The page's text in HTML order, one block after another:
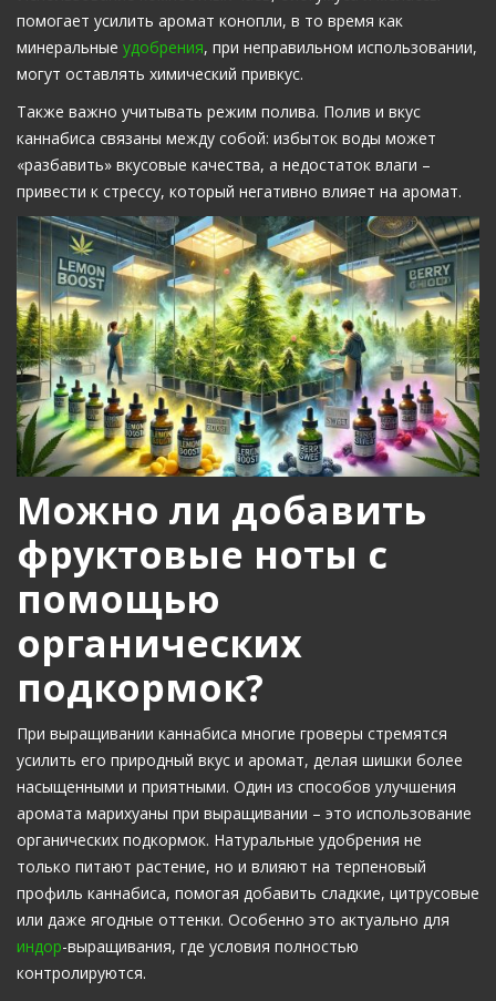
помогает усилить аромат конопли, в то время как
минеральные удобрения, при неправильном использовании,
могут оставлять химический привкус.
Также важно учитывать режим полива. Полив и вкус
каннабиса связаны между собой: избыток воды может
«разбавить» вкусовые качества, а недостаток влаги –
привести к стрессу, который негативно влияет на аромат.
Можно ли добавить
фруктовые ноты с
помощью
органических
подкормок?
При выращивании каннабиса многие гроверы стремятся
усилить его природный вкус и аромат, делая шишки более
насыщенными и приятными. Один из способов улучшения
аромата марихуаны при выращивании – это использование
органических подкормок. Натуральные удобрения не
только питают растение, но и влияют на терпеновый
профиль каннабиса, помогая добавить сладкие, цитрусовые
или даже ягодные оттенки. Особенно это актуально для
индор-выращивания, где условия полностью
контролируются.